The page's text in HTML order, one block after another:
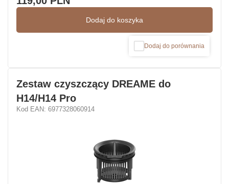
Dodaj do koszyka
Dodaj do porównania
Zestaw czyszczący DREAME do
H14/H14 Pro
Kod EAN: 6977328060914